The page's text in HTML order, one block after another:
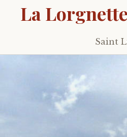
La
Skip
to
Saint